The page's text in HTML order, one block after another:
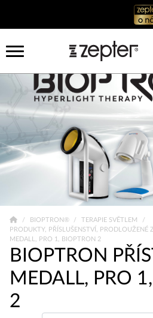
BIOPTRON®
TERAPIE SVĚTLEM
PRODUKTY, PŘÍSLUŠENSTVÍ, PRODLOUŽENÉ
MEDALL, PRO 1, BIOPTRON 2
BIOPTRON
MEDALL, PRO
2